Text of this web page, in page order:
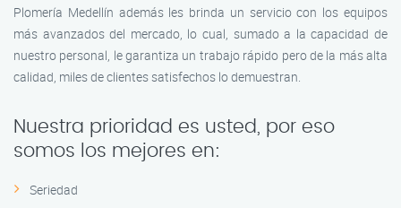
Plomería Medellín además les brinda un servicio con los equipos
más avanzados del mercado, lo cual, sumado a la capacidad de
nuestro personal, le garantiza un trabajo rápido pero de la más alta
calidad, miles de clientes satisfechos lo demuestran.
Nuestra prioridad es usted, por eso
somos los mejores en:
Seriedad